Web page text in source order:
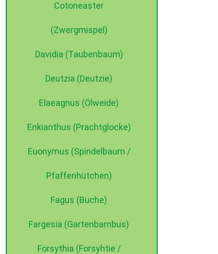
Cotoneaster
(Zwergmispel)
Davidia (Taubenbaum)
Deutzia (Deutzie)
Elaeagnus (Ölweide)
Enkianthus (Prachtglocke)
Euonymus (Spindelbaum /
Pfaffenhütchen)
Fagus (Buche)
Fargesia (Gartenbambus)
Forsythia (Forsyhtie /
©2015 dehne internet